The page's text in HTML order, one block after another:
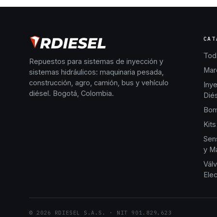
Repuestos para sistemas de inyección y
sistemas hidráulicos: maquinaria pesada,
construcción, agro, camión, bus y vehículo
diésel. Bogotá, Colombia.
y
© 2026 RDIESEL S.A.S. · NIT 901.829.623